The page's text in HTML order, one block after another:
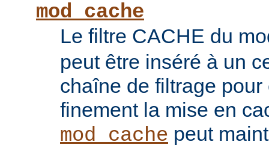
mod_cache
Le filtre CACHE du
peut être inséré à un
chaîne de filtrage
finement la mise en
mod_cache peut